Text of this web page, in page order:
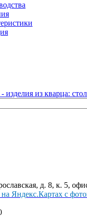
д. 8, к. 5,
Яндекс.Картах с